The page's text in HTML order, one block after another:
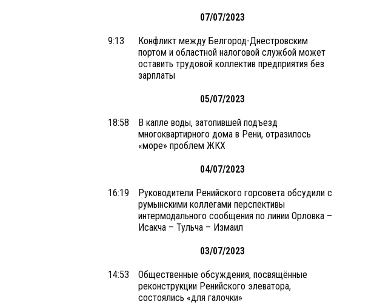
07/07/2023
9:13
Конфликт между Белгород-Днестровским
портом и областной налоговой службой может
оставить трудовой коллектив предприятия без
зарплаты
05/07/2023
18:58
В капле воды, затопившей подъезд
многоквартирного дома в Рени, отразилось
«море» проблем ЖКХ
04/07/2023
16:19
Руководители Ренийского горсовета обсудили с
румынскими коллегами перспективы
интермодального сообщения по линии Орловка –
Исакча – Тульча – Измаил
03/07/2023
14:53
Общественные обсуждения, посвящённые
реконструкции Ренийского элеватора,
состоялись «для галочки»